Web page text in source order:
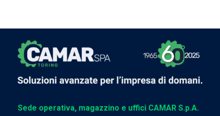
Sede operativa, magazzino e uffici CAMAR S.p.A.